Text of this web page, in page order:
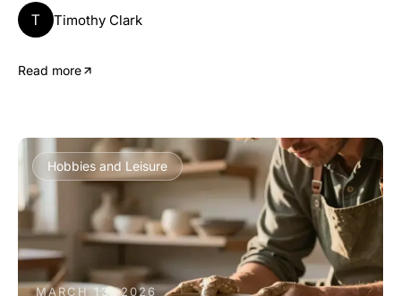
T Timothy Clark
Read more
Hobbies and Leisure
MARCH 13, 2026